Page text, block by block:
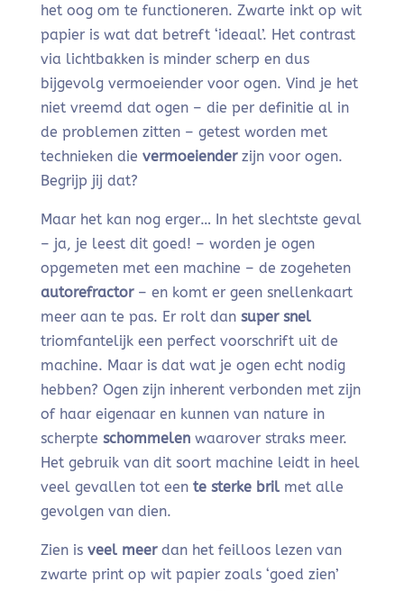
het oog om te functioneren. Zwarte inkt op wit
papier is wat dat betreft ‘ideaal’. Het contrast
via lichtbakken is minder scherp en dus
bijgevolg vermoeiender voor ogen. Vind je het
niet vreemd dat ogen – die per definitie al in
de problemen zitten – getest worden met
technieken die vermoeienderzijn voor ogen.
Begrijp jij dat?
Maar het kan nog erger… In het slechtste geval
– ja, je leest dit goed! – worden je ogen
opgemeten met een machine – de zogeheten
autorefractor– en komt er geen snellenkaart
meer aan te pas. Er rolt dan super snel
triomfantelijk een perfect voorschrift uit de
machine. Maar is dat wat je ogen echt nodig
hebben? Ogen zijn inherent verbonden met zijn
of haar eigenaar en kunnen van nature in
scherpte schommelenwaarover straks meer.
Het gebruik van dit soort machine leidt in heel
veel gevallen tot een te sterke brilmet alle
gevolgen van dien.
Zien is veel meerdan het feilloos lezen van
zwarte print op wit papier zoals ‘goed zien’